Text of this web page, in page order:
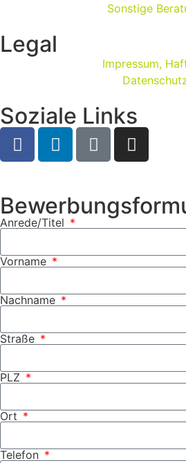
Sonstige
Legal
Impressum,
Soziale Links
Anrede/Titel
Vorname
Nachname
Straße
PLZ
Ort
Telefon